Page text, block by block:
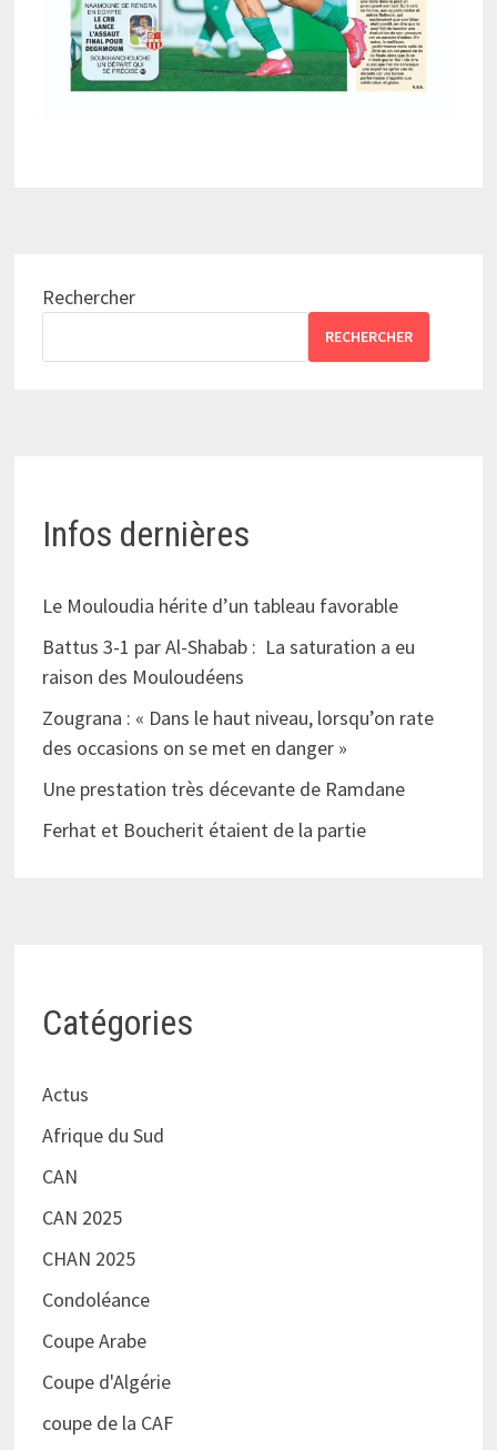
Rechercher
RECHERCHER
Infos dernières
Le Mouloudia hérite d’un tableau favorable
Battus 3-1 par Al-Shabab : La saturation a eu
raison des Mouloudéens
Zougrana : « Dans le haut niveau, lorsqu’on rate
des occasions on se met en danger »
Une prestation très décevante de Ramdane
Ferhat et Boucherit étaient de la partie
Catégories
Actus
Afrique du Sud
CAN
CAN 2025
CHAN 2025
Condoléance
Coupe Arabe
Coupe d'Algérie
coupe de la CAF